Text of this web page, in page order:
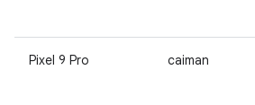
Pixel 9 Pro caiman